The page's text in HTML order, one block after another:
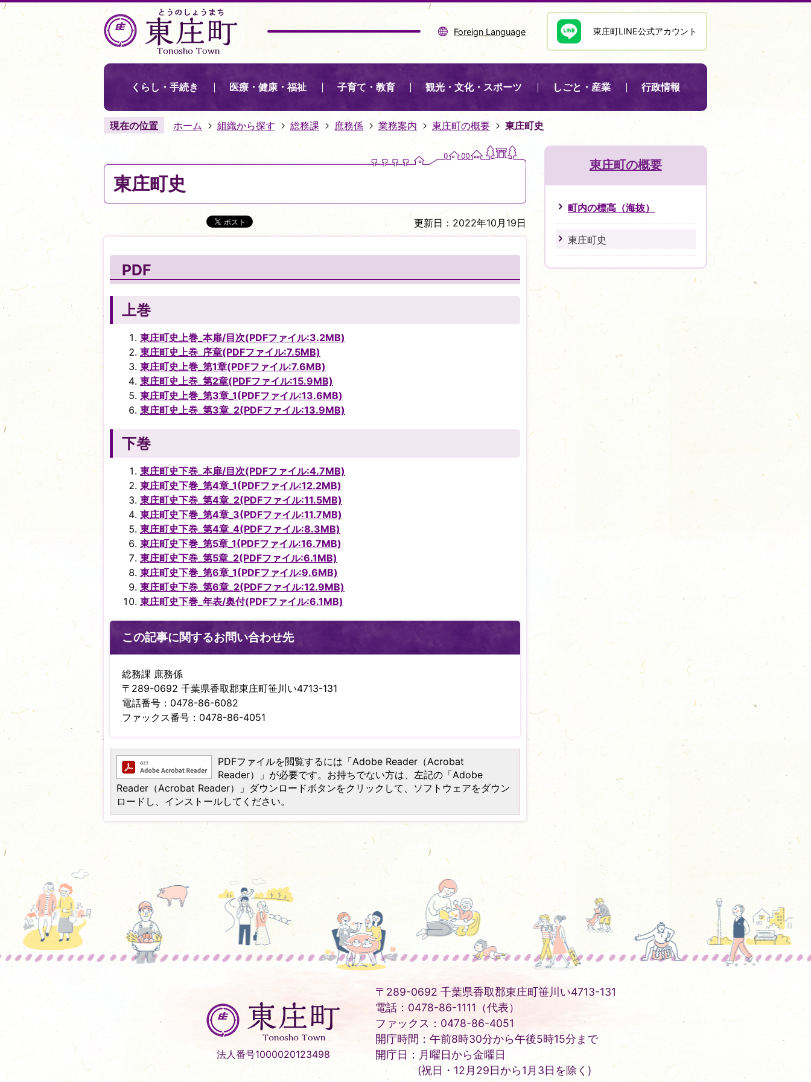
Foreign Language 東庄町LINE公式アカウント
くらし・手続き 医療・健康・福祉 子育て・教育 観光・文化・スポーツ しごと・産業 行政情報
現在の位置 ホーム 組織から探す 総務課 庶務係 業務案内 東庄町の概要 東庄町史
東庄町史
更新日：2022年10月19日
PDF
上巻
東庄町史上巻_本扉/目次(PDFファイル:3.2MB)
東庄町史上巻_序章(PDFファイル:7.5MB)
東庄町史上巻_第1章(PDFファイル:7.6MB)
東庄町史上巻_第2章(PDFファイル:15.9MB)
東庄町史上巻_第3章_1(PDFファイル:13.6MB)
東庄町史上巻_第3章_2(PDFファイル:13.9MB)
下巻
東庄町史下巻_本扉/目次(PDFファイル:4.7MB)
東庄町史下巻_第4章_1(PDFファイル:12.2MB)
東庄町史下巻_第4章_2(PDFファイル:11.5MB)
東庄町史下巻_第4章_3(PDFファイル:11.7MB)
東庄町史下巻_第4章_4(PDFファイル:8.3MB)
東庄町史下巻_第5章_1(PDFファイル:16.7MB)
東庄町史下巻_第5章_2(PDFファイル:6.1MB)
東庄町史下巻_第6章_1(PDFファイル:9.6MB)
東庄町史下巻_第6章_2(PDFファイル:12.9MB)
東庄町史下巻_年表/奥付(PDFファイル:6.1MB)
この記事に関するお問い合わせ先
総務課 庶務係
〒289-0692 千葉県香取郡東庄町笹川い4713-131
電話番号：0478-86-6082
ファックス番号：0478-86-4051
PDFファイルを閲覧するには「Adobe Reader（Acrobat
Reader）」が必要です。お持ちでない方は、左記の「Adobe
Reader（Acrobat Reader）」ダウンロードボタンをクリックして、ソフトウェアをダウン
ロードし、インストールしてください。
東庄町の概要
町内の標高（海抜）
東庄町史
東
庄
町
Tonosho
Town
法人番号1000020123498
〒289-0692 千葉県香取郡東庄町笹川い4713-131
電話：0478-86-1111（代表）
ファックス：0478-86-4051
開庁時間：午前8時30分から午後5時15分まで
開庁日：月曜日から金曜日
(祝日・12月29日から1月3日を除く)